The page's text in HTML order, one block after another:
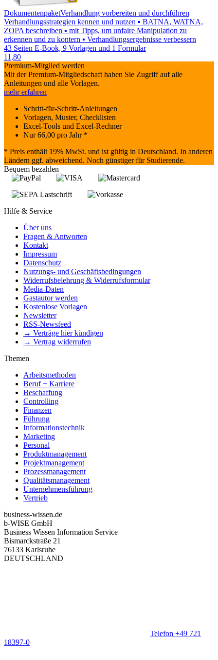
DokumentenpaketVerhandlung vorbereiten und durchführen
Verhandlungsstrategien kennen und nutzen ▪ BATNA, WATNA,
ZOPA beschreiben ▪ mit Tipps, um unfaire Manipulation zu
erkennen und zu kontern ▪ Verhandlungsergebnisse verbessern
43 Seiten E-Book, 9 Vorlagen und 1 Formular
11,80
Premium-Mitglied werden
Mit der Premium-Mitgliedschaft haben Sie Zugriff auf alle
Anleitungen und alle Vorlagen.
mehr erfahren
Schritt-für-Schritt-Anleitungen
Vorlagen, Muster, Checklisten
Excel-Tools und Excel-Rechner
Nur66,00 pro Jahr *
* Preis enthält 19% MwSt. und ist gültig in Deutschland. In anderen
Ländern ggf. abweichend. Noch günstiger für Studierende.
Bequem bezahlen
Hilfe & Service
Über uns
Fragen & Antworten
Kontakt
Impressum
Datenschutz
Nutzungs- und Geschäftsbedingungen
Widerrufsbelehrung & Widerrufsformular
Media-Daten
Gastautor werden
Kostenlose Vorlagen
Newsletter
RSS-Newsfeed
→ Verträge hier kündigen
→ Vertrag widerrufen
Themen
Arbeitsmethoden
Beruf + Karriere
Beschaffung
Controlling
Finanzen
Führung
Informationstechnik
Marketing
Personal
Produktmanagement
Projektmanagement
Prozessmanagement
Qualitätsmanagement
Unternehmensführung
Vertrieb
business-wissen.de
b-WISE GmbH
Business Wissen Information Service
Bismarckstraße 21
76133 Karlsruhe
DEUTSCHLAND
Telefon +49 721
18397-0